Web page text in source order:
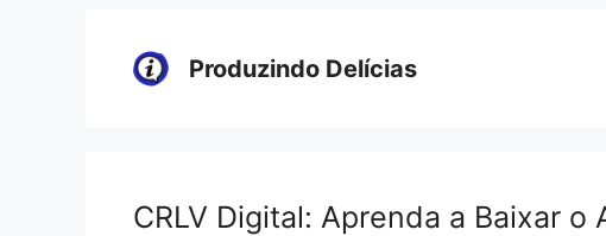
Produzindo Delícias
CRLV Digital: Aprenda a Baixar